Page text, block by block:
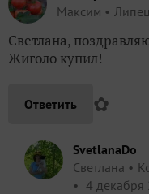
Максим
Светлана,
Жиголо купил!
Ответить ✿
SvetlanaDo
Светлана
4 декабря